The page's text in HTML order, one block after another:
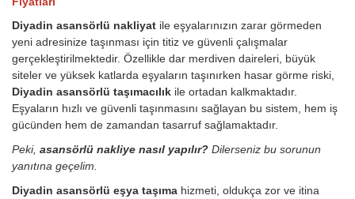
Diyadin asansörlü nakliyat ile eşyalarınızın zarar görmeden
yeni adresinize taşınması için titiz ve güvenli çalışmalar
gerçekleştirilmektedir. Özellikle dar merdiven daireleri, büyük
siteler ve yüksek katlarda eşyaların taşınırken hasar görme riski,
Diyadin asansörlü taşımacılık ile ortadan kalkmaktadır.
Eşyaların hızlı ve güvenli taşınmasını sağlayan bu sistem, hem iş
gücünden hem de zamandan tasarruf sağlamaktadır.
Peki, asansörlü nakliye nasıl yapılır? Dilerseniz bu sorunun
yanıtına geçelim.
Diyadin asansörlü eşya taşıma hizmeti, oldukça zor ve itina